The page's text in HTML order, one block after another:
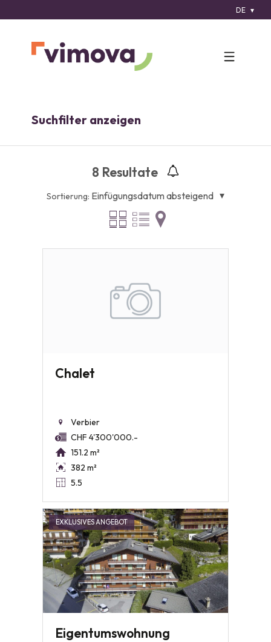
DE
Suchfilter anzeigen
8 Resultate
Sortierung: Einfügungsdatum absteigend
Chalet
Verbier
CHF 4'300'000.-
151.2 m²
382 m²
5.5
EXKLUSIVES ANGEBOT
Eigentumswohnung